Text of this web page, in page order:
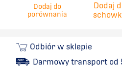
Dodaj do
porównania
Dodaj
Odbiór w sklepie
Darmowy transport od